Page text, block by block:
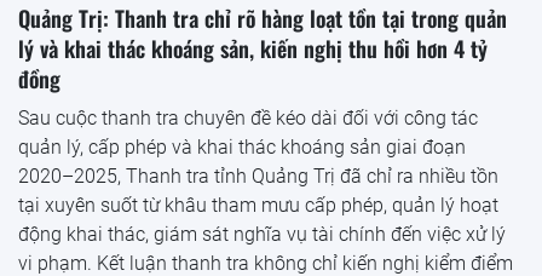
Quảng Trị: Thanh tra chỉ rõ hàng loạt tồn tại trong quản
lý và khai thác khoáng sản, kiến nghị thu hồi hơn 4 tỷ
đồng
Sau cuộc thanh tra chuyên đề kéo dài đối với công tác
quản lý, cấp phép và khai thác khoáng sản giai đoạn
2020–2025, Thanh tra tỉnh Quảng Trị đã chỉ ra nhiều tồn
tại xuyên suốt từ khâu tham mưu cấp phép, quản lý hoạt
động khai thác, giám sát nghĩa vụ tài chính đến việc xử lý
vi phạm. Kết luận thanh tra không chỉ kiến nghị kiểm điểm